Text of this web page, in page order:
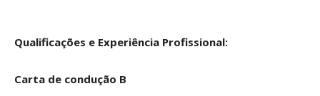
Qualificações e Experiência Profissional:
Carta de condução B